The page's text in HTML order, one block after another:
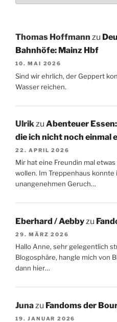
Thomas Hoffmann zu
Bahnhöfe: Mainz Hbf
10. MAI 2026
Sind wir ehrlich, der Geppert
Wasser reichen.
Ulrikzu Abenteuer
die ich nicht noch einmal
22. APRIL 2026
Mir hat eine Freundin mal
wollen. Im Treppenhaus konnte
unangenehmen Geruch…
Eberhard / Aebby zu
29. MÄRZ 2026
Hallo Anne, sehr gelegentlich
Blogosphäre, hangle mich von
dann hier…
Juna zu Fandoms der
19. JANUAR 2026